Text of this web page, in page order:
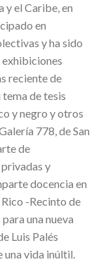
y el Caribe, en
en
y ha sido
reciente de
de tesis
y negro y otros
778, de San
de
y
docencia en
-Recinto de
una nueva
Luis Palés
vida inúltil.